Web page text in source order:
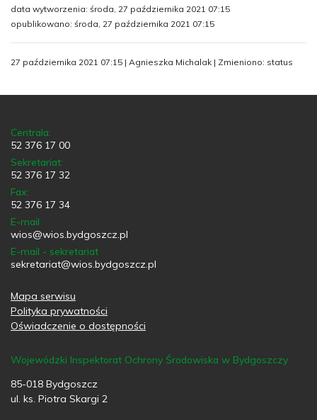
data wytworzenia: środa, 27 października 2021 07:15
opublikowano: środa, 27 października 2021 07:15
27 października 2021 07:15 | Agnieszka Michalak | Zmieniono: status
Centrala:
52 376 17 00
Sekretariat:
52 376 17 32
Fax:
52 376 17 34
E-mail
wios@wios.bydgoszcz.pl
E-mail - sekretariat
sekretariat@wios.bydgoszcz.pl
Mapa serwisu
Polityka prywatności
Oświadczenie o dostępności
Wojewódzki Inspektorat Ochrony Środowiska w Bydgoszczy
85-018 Bydgoszcz
ul. ks. Piotra Skargi 2